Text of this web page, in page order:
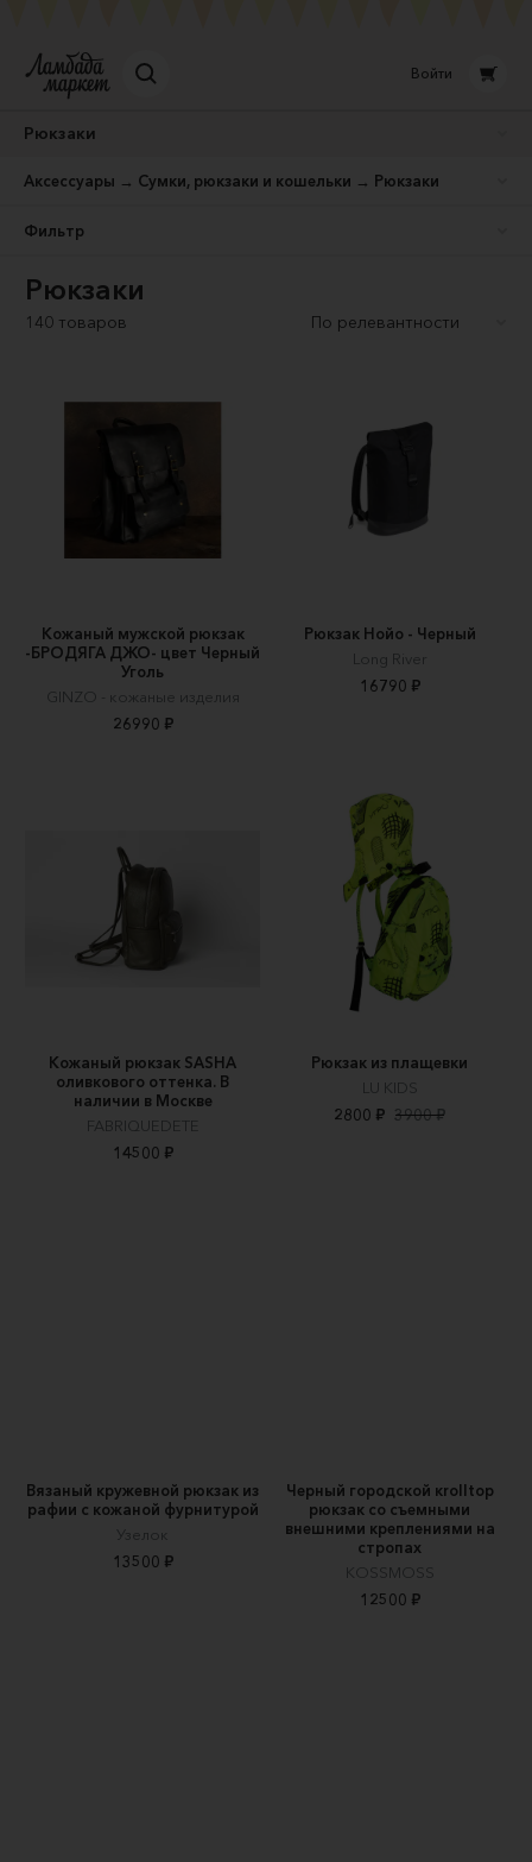
Войти
Рюкзаки
Аксессуары → Сумки, рюкзаки и кошельки → Рюкзаки
Фильтр
Рюкзаки
140 товаров
Кожаный мужской рюкзак
-БРОДЯГА ДЖО- цвет Черный
Уголь
GINZO - кожаные изделия
26990 ₽
Рюкзак Нойо - Черный
Long River
16790 ₽
Кожаный рюкзак SASHA
оливкового оттенка. В
наличии в Москве
FABRIQUEDETE
14500 ₽
Рюкзак из плащевки
LU KIDS
2800 ₽ 3900 ₽
Вязаный кружевной рюкзак из
рафии с кожаной фурнитурой
Узелок
13500 ₽
Черный городской кrolltop
рюкзак со съемными
внешними креплениями на
стропах
KOSSMOSS
12500 ₽